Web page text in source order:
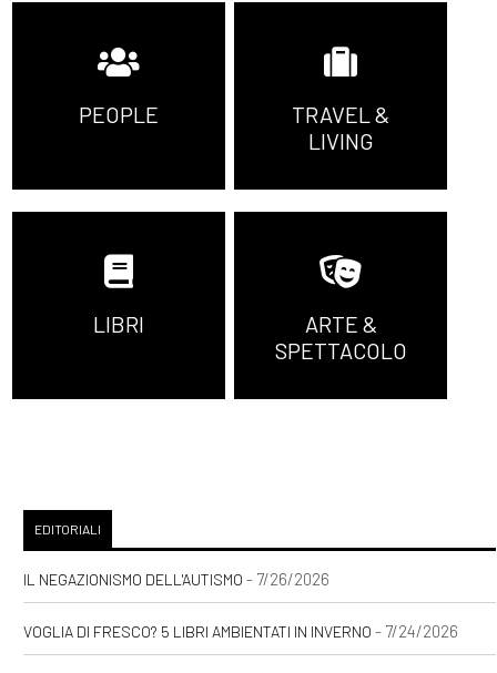
PEOPLE
TRAVEL &
LIVING
LIBRI
ARTE &
SPETTACOLO
EDITORIALI
IL NEGAZIONISMO DELL'AUTISMO - 7/26/2026
VOGLIA DI FRESCO? 5 LIBRI AMBIENTATI IN INVERNO - 7/24/2026